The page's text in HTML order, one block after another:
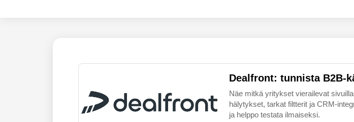
Dealfront: tunnista B2B-
Näe mitkä yritykset vierailevat
hälytykset, tarkat filtterit ja CRM-
ja helppo testata ilmaiseksi.